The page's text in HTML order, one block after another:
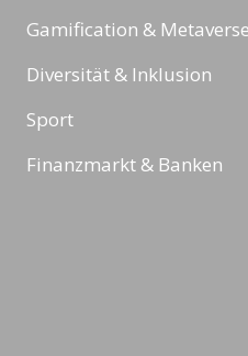
Gamification & Metaverse
Diversität & Inklusion
Sport
Finanzmarkt & Banken